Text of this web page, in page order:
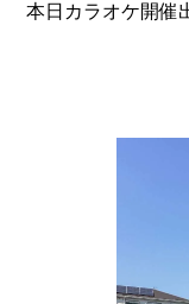
本日カラオケ開催
これからインフル